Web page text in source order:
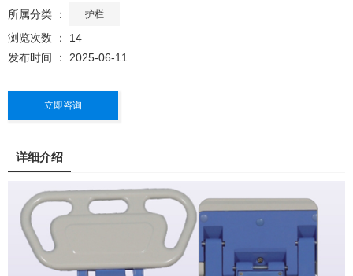
所属分类 ： 护栏
浏览次数 ： 14
发布时间 ： 2025-06-11
立即咨询
详细介绍